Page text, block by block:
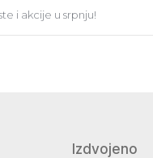
i akcije u srpnju!
Izdvojeno